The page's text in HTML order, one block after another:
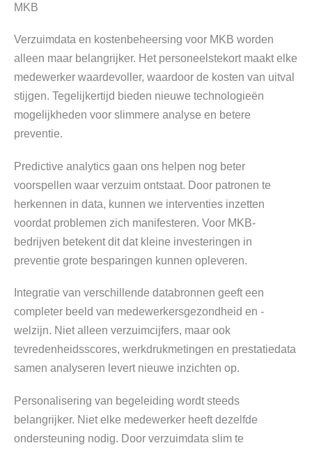
MKB
Verzuimdata en kostenbeheersing voor MKB worden
alleen maar belangrijker. Het personeelstekort maakt elke
medewerker waardevoller, waardoor de kosten van uitval
stijgen. Tegelijkertijd bieden nieuwe technologieën
mogelijkheden voor slimmere analyse en betere
preventie.
Predictive analytics gaan ons helpen nog beter
voorspellen waar verzuim ontstaat. Door patronen te
herkennen in data, kunnen we interventies inzetten
voordat problemen zich manifesteren. Voor MKB-
bedrijven betekent dit dat kleine investeringen in
preventie grote besparingen kunnen opleveren.
Integratie van verschillende databronnen geeft een
completer beeld van medewerkersgezondheid en -
welzijn. Niet alleen verzuimcijfers, maar ook
tevredenheidsscores, werkdrukmetingen en prestatiedata
samen analyseren levert nieuwe inzichten op.
Personalisering van begeleiding wordt steeds
belangrijker. Niet elke medewerker heeft dezelfde
ondersteuning nodig. Door verzuimdata slim te